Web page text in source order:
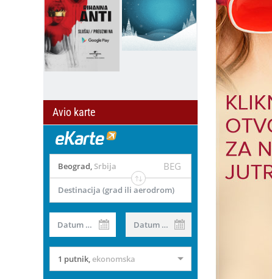
Avio karte
Beograd, Srbija BEG
Destinacija (grad ili aerodrom)
Datum od Datum do
1 putnik,ekonomska